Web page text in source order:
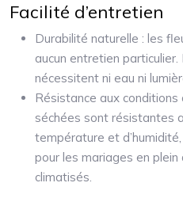
Facilité d’entretien
Durabilité naturelle : les
aucun entretien
nécessitent ni eau ni
Résistance aux conditions
séchées sont résistantes
température et
pour les mariages en plein
climatisés.